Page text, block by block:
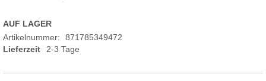
AUF LAGER
Artikelnummer
871785349472
Lieferzeit
2-3 Tage